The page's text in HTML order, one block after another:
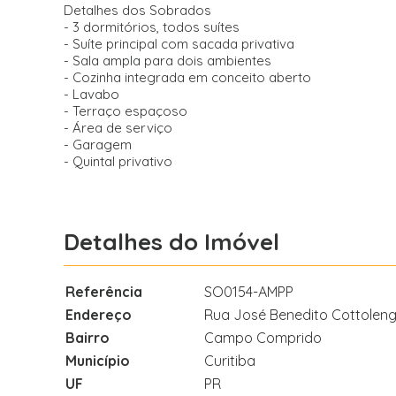
Detalhes dos Sobrados
- 3 dormitórios, todos suítes
- Suíte principal com sacada privativa
- Sala ampla para dois ambientes
- Cozinha integrada em conceito aberto
- Lavabo
- Terraço espaçoso
- Área de serviço
- Garagem
- Quintal privativo
Detalhes do Imóvel
Referência
SO0154-AMPP
Endereço
Rua José Benedito
Bairro
Campo Comprido
Município
Curitiba
UF
PR